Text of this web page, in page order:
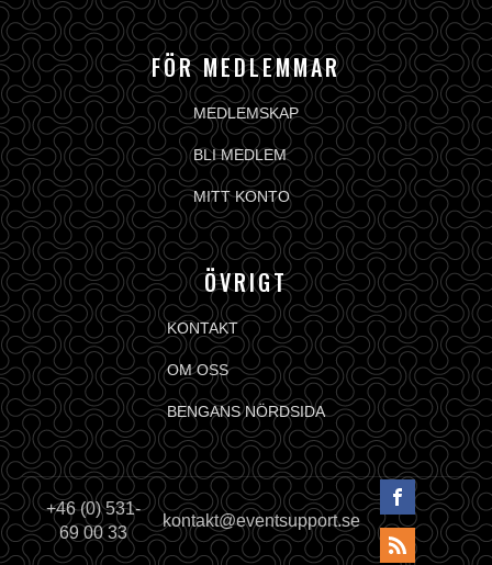
FÖR MEDLEMMAR
MEDLEMSKAP
BLI MEDLEM
MITT KONTO
ÖVRIGT
KONTAKT
OM OSS
BENGANS NÖRDSIDA
+46 (0) 531-
69 00 33
kontakt@eventsupport.se